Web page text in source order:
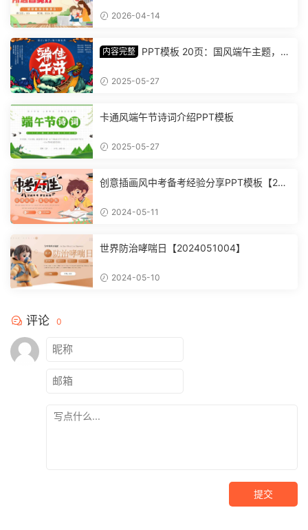
2026-04-14
内容完整
PPT模板 20页：国风端午主题，丰
278】2025-05-27
卡通风端午节诗词介绍PPT模板
2025-05-27
创意插画风中考备考经验分享PPT模板【202
2024-05-11
世界防治哮喘日【2024051004】
2024-05-10
评论 0
提交